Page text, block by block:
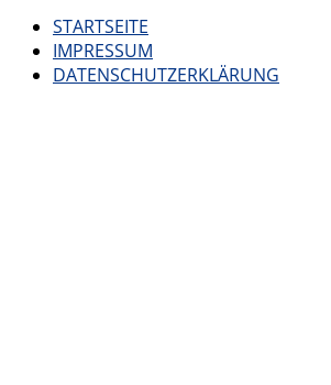
STARTSEITE
IMPRESSUM
DATENSCHUTZERKLÄRUNG